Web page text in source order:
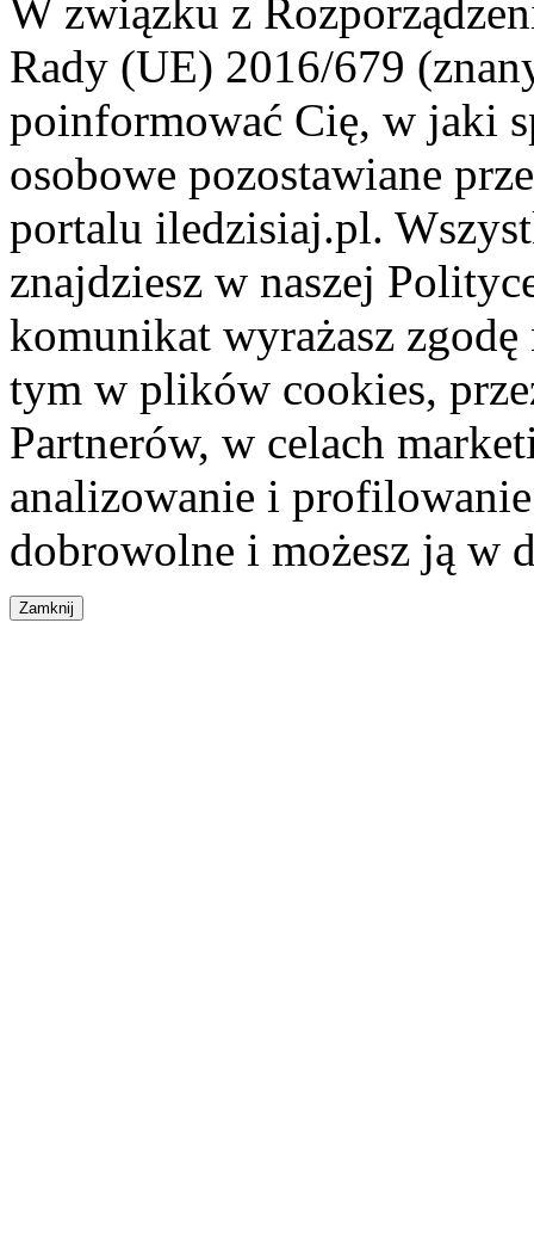
W związku z
Rady (UE) 2016/679
poinformować Cię, w jaki
osobowe pozostawiane
portalu iledzisiaj.pl.
znajdziesz w naszej
komunikat wyrażasz
tym w plików cookies,
Partnerów, w celach
analizowanie i
dobrowolne i możesz ją w